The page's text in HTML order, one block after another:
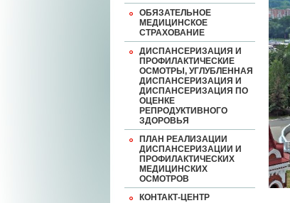
ОБЯЗАТЕЛЬНОЕ
МЕДИЦИНСКОЕ
СТРАХОВАНИЕ
ДИСПАНСЕРИЗАЦИЯ И
ПРОФИЛАКТИЧЕСКИЕ
ОСМОТРЫ, УГЛУБЛЕННАЯ
ДИСПАНСЕРИЗАЦИЯ И
ДИСПАНСЕРИЗАЦИЯ ПО
ОЦЕНКЕ
РЕПРОДУКТИВНОГО
ЗДОРОВЬЯ
ПЛАН РЕАЛИЗАЦИИ
ДИСПАНСЕРИЗАЦИИ И
ПРОФИЛАКТИЧЕСКИХ
МЕДИЦИНСКИХ
ОСМОТРОВ
КОНТАКТ-ЦЕНТР